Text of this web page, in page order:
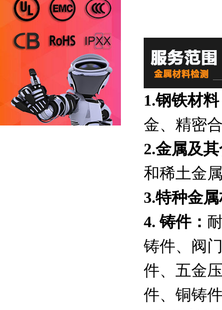
1.钢铁材
金、精密
2.金属及
和稀土金
3.特种金
4. 铸件：
铸件、阀
件、五金
件、铜铸